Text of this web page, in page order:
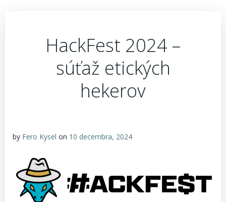
HackFest 2024 –
súťaž etických
hekerov
by Fero Kysel on 10 decembra, 2024